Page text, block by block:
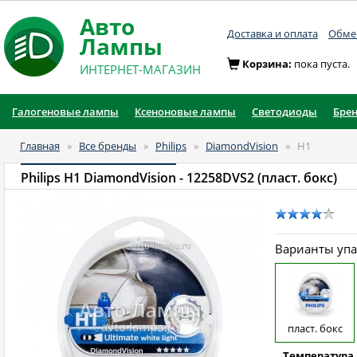
Авто
Лампы
ИНТЕРНЕТ-МАГАЗИН
Доставка и оплата
Корзина: пока пуста.
Галогеновые лампы Ксеноновые лампы Светодиоды
Главная » Все бренды » Philips » DiamondVision » H1
Philips H1 DiamondVision - 12258DVS2 (пласт. бокс)
Варианты
пласт. бокс